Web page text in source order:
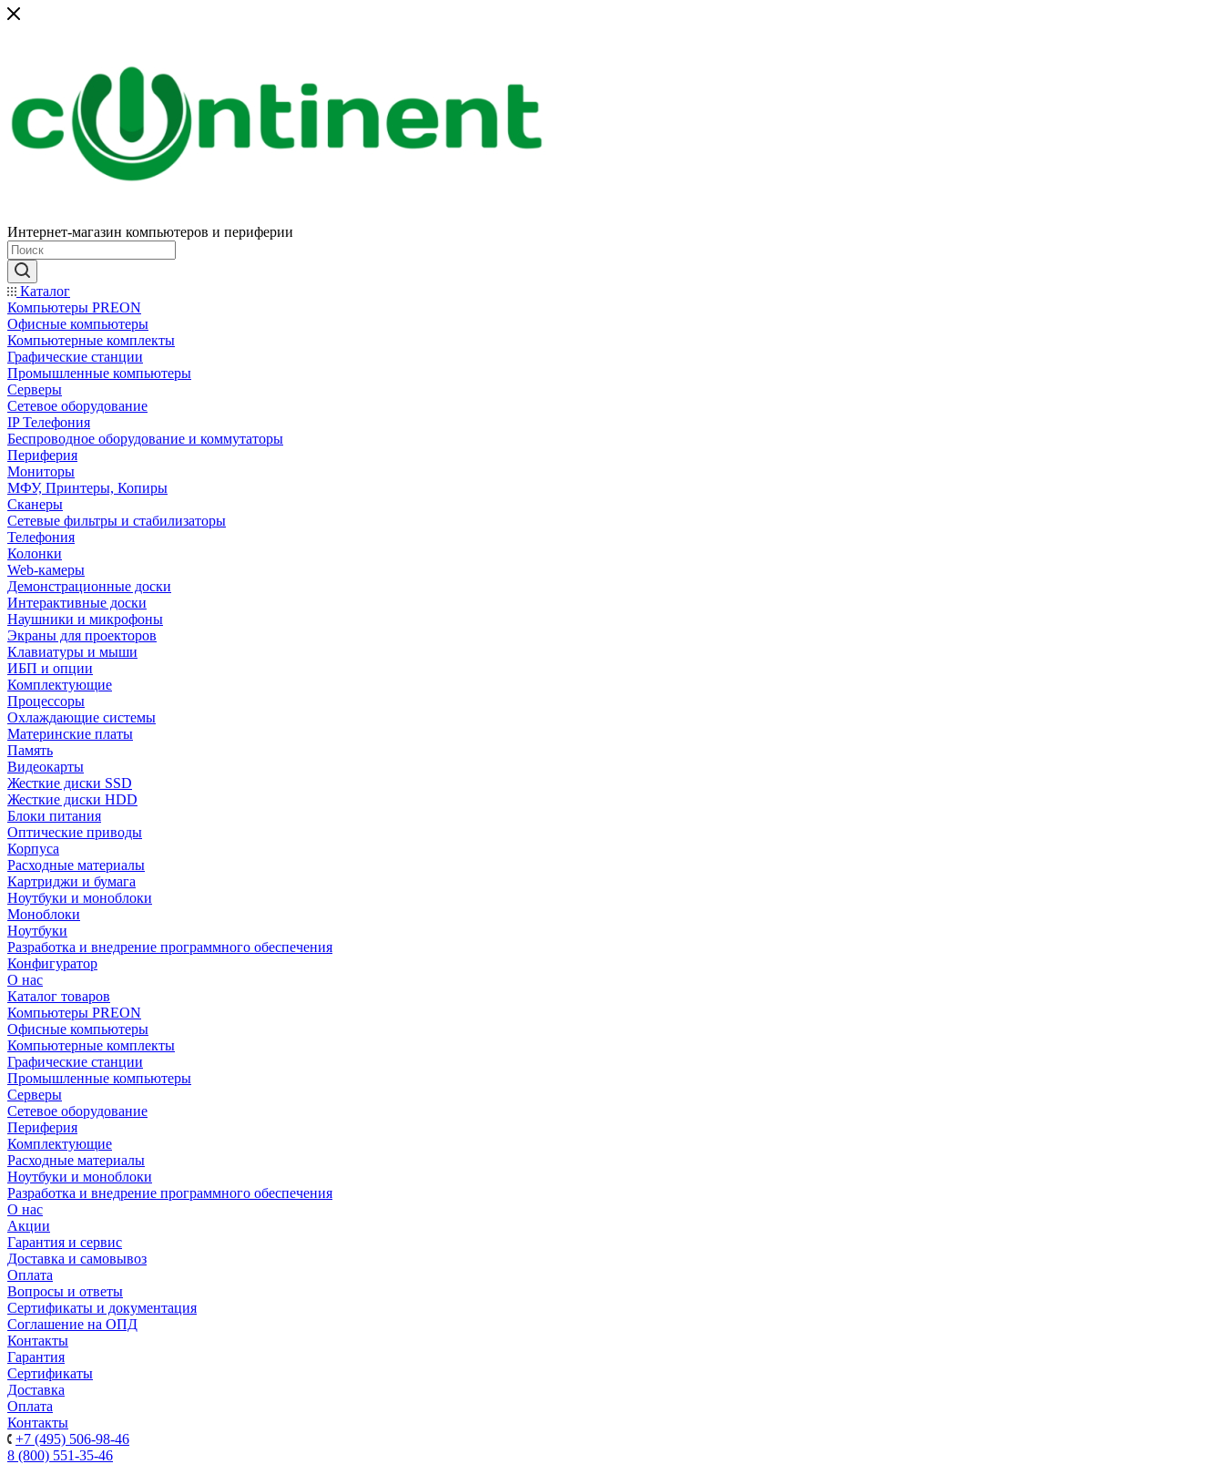
Интернет-магазин компьютеров и периферии
Каталог
Компьютеры PREON
Офисные компьютеры
Компьютерные комплекты
Графические станции
Промышленные компьютеры
Серверы
Сетевое оборудование
IP Телефония
Беспроводное оборудование и коммутаторы
Периферия
Мониторы
МФУ, Принтеры, Копиры
Сканеры
Сетевые фильтры и стабилизаторы
Телефония
Колонки
Web-камеры
Демонстрационные доски
Интерактивные доски
Наушники и микрофоны
Экраны для проекторов
Клавиатуры и мыши
ИБП и опции
Комплектующие
Процессоры
Охлаждающие системы
Материнские платы
Память
Видеокарты
Жесткие диски SSD
Жесткие диски HDD
Блоки питания
Оптические приводы
Корпуса
Расходные материалы
Картриджи и бумага
Ноутбуки и моноблоки
Моноблоки
Ноутбуки
Разработка и внедрение программного обеспечения
Конфигуратор
О нас
Каталог товаров
Компьютеры PREON
Офисные компьютеры
Компьютерные комплекты
Графические станции
Промышленные компьютеры
Серверы
Сетевое оборудование
Периферия
Комплектующие
Расходные материалы
Ноутбуки и моноблоки
Разработка и внедрение программного обеспечения
О нас
Акции
Гарантия и сервис
Доставка и самовывоз
Оплата
Вопросы и ответы
Сертификаты и документация
Соглашение на ОПД
Контакты
Гарантия
Сертификаты
Доставка
Оплата
Контакты
+7 (495) 506-98-46
8 (800) 551-35-46